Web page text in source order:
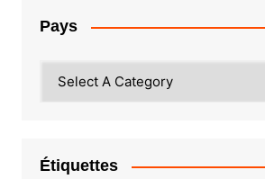
Pays
Étiquettes